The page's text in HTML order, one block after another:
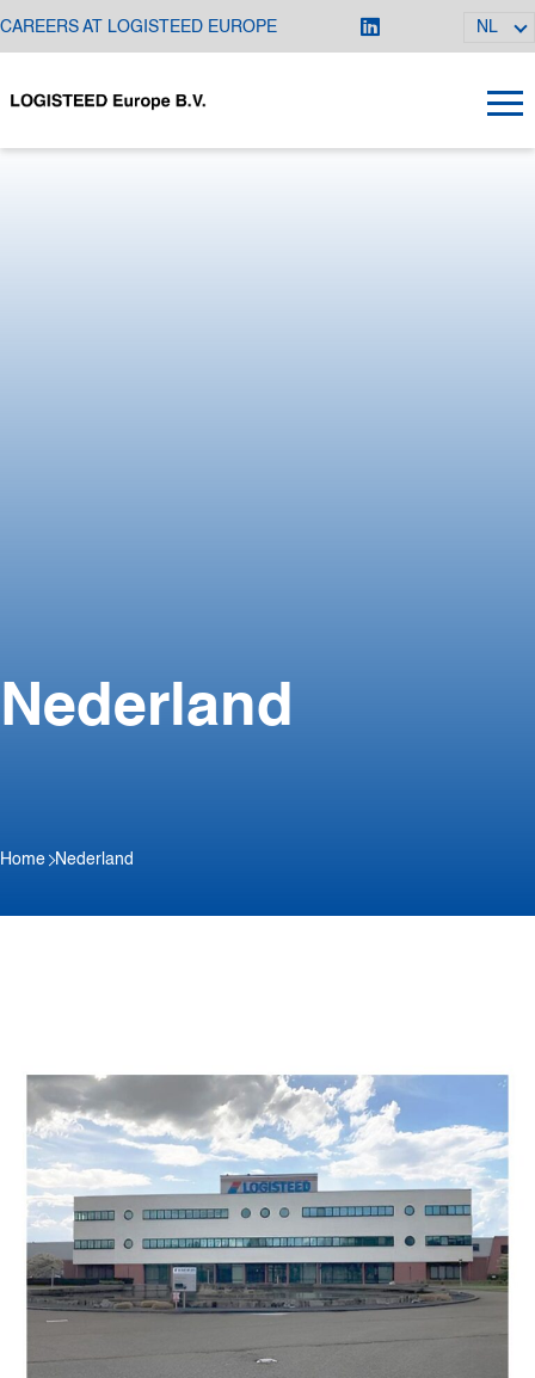
CAREERS AT LOGISTEED EUROPE NL
Nederland
Home Nederland